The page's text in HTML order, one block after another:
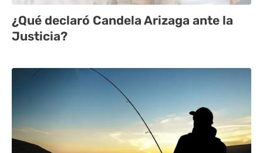
¿Qué declaró Candela Arizaga ante la
Justicia?